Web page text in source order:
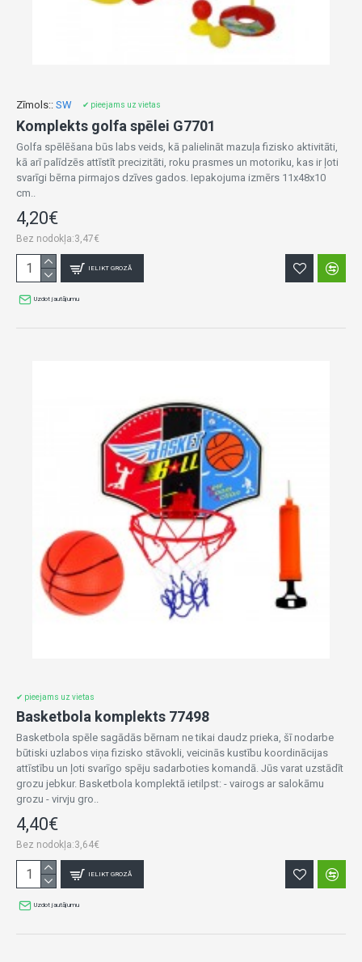
Zīmols:: SW ✔ pieejams uz vietas
Komplekts golfa spēlei G7701
Golfa spēlēšana būs labs veids, kā palielināt mazuļa fizisko aktivitāti,
kā arī palīdzēs attīstīt precizitāti, roku prasmes un motoriku, kas ir ļoti
svarīgi bērna pirmajos dzīves gados. Iepakojuma izmērs 11x48x10
cm..
4,20€
Bez nodokļa:3,47€
IELIKT GROZĀ
Uzdot jautājumu
✔ pieejams uz vietas
Basketbola komplekts 77498
Basketbola spēle sagādās bērnam ne tikai daudz prieka, šī nodarbe
būtiski uzlabos viņa fizisko stāvokli, veicinās kustību koordinācijas
attīstību un ļoti svarīgo spēju sadarboties komandā. Jūs varat uzstādīt
grozu jebkur. Basketbola komplektā ietilpst: - vairogs ar salokāmu
grozu - virvju gro..
4,40€
Bez nodokļa:3,64€
IELIKT GROZĀ
Uzdot jautājumu